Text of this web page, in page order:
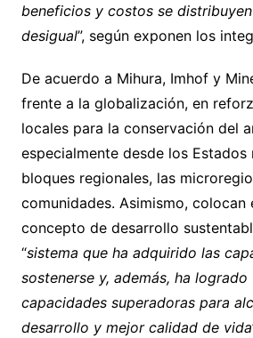
beneficios y costos se
desigual”, según exponen los
De acuerdo a Mihura, Imhof y
frente a la globalización, en
locales para la conservación del
especialmente desde los Estados
bloques regionales, las
comunidades. Asimismo, colocan
concepto de desarrollo
“sistema que ha adquirido las
sostenerse y, además, ha logrado
capacidades superadoras para
desarrollo y mejor calidad de vida